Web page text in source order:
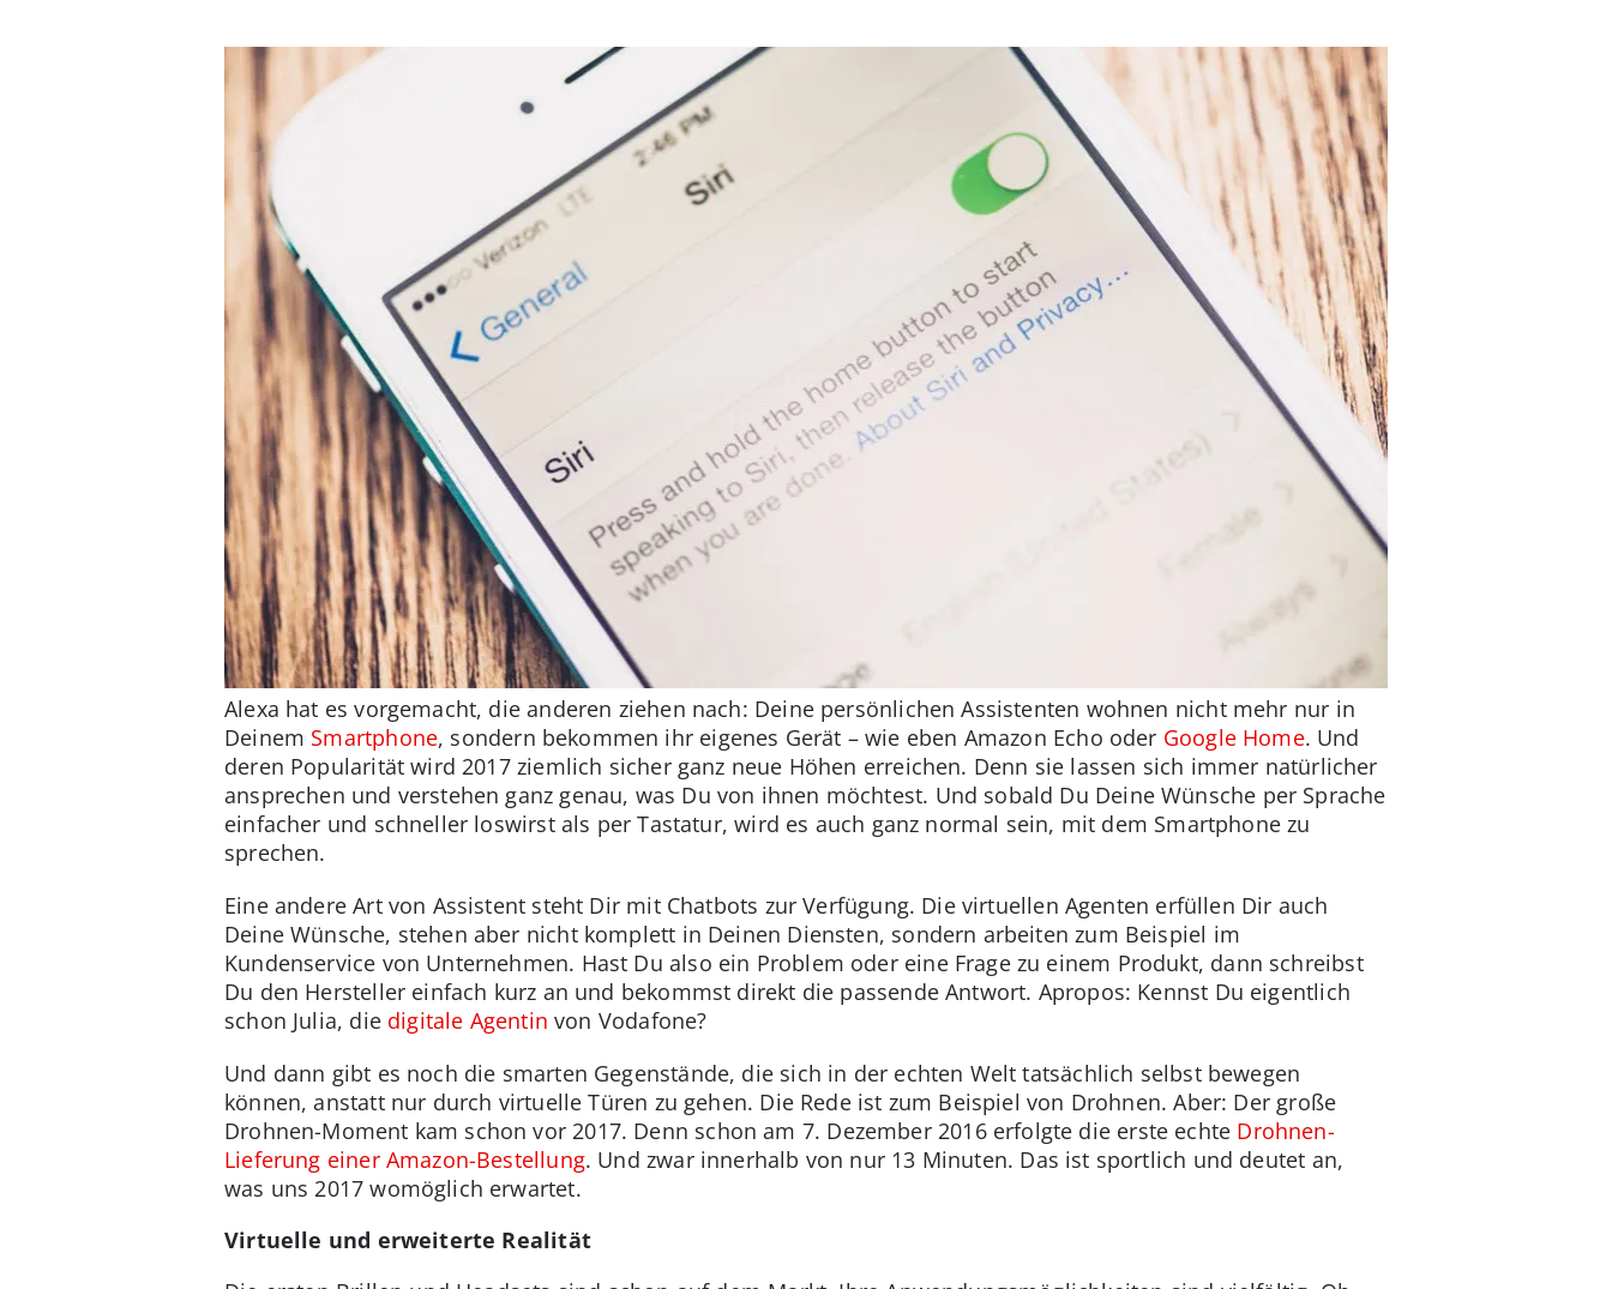
Alexa hat es vorgemacht, die anderen ziehen nach: Deine persönlichen Assistenten wohnen nicht mehr nur in
Deinem Smartphone, sondern bekommen ihr eigenes Gerät – wie eben Amazon Echo oder Google Home. Und
deren Popularität wird 2017 ziemlich sicher ganz neue Höhen erreichen. Denn sie lassen sich immer natürlicher
ansprechen und verstehen ganz genau, was Du von ihnen möchtest. Und sobald Du Deine Wünsche per Sprache
einfacher und schneller loswirst als per Tastatur, wird es auch ganz normal sein, mit dem Smartphone zu
sprechen.
Eine andere Art von Assistent steht Dir mit Chatbots zur Verfügung. Die virtuellen Agenten erfüllen Dir auch
Deine Wünsche, stehen aber nicht komplett in Deinen Diensten, sondern arbeiten zum Beispiel im
Kundenservice von Unternehmen. Hast Du also ein Problem oder eine Frage zu einem Produkt, dann schreibst
Du den Hersteller einfach kurz an und bekommst direkt die passende Antwort. Apropos: Kennst Du eigentlich
schon Julia, die digitale Agentin von Vodafone?
Und dann gibt es noch die smarten Gegenstände, die sich in der echten Welt tatsächlich selbst bewegen
können, anstatt nur durch virtuelle Türen zu gehen. Die Rede ist zum Beispiel von Drohnen. Aber: Der große
Drohnen-Moment kam schon vor 2017. Denn schon am 7. Dezember 2016 erfolgte die erste echte Drohnen-
Lieferung einer Amazon-Bestellung. Und zwar innerhalb von nur 13 Minuten. Das ist sportlich und deutet an,
was uns 2017 womöglich erwartet.
Virtuelle und erweiterte Realität